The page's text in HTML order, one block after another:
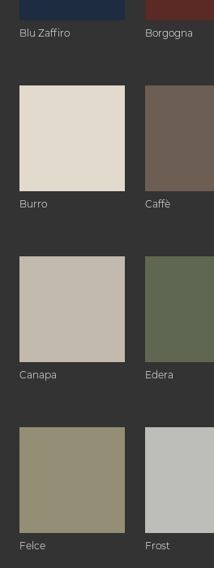
Blu Zaffiro Borgogna
Burro Caffè
Canapa Edera
Felce Frost